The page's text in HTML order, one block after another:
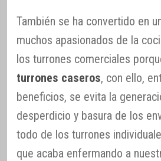
También se ha convertido en
muchos apasionados de la
los turrones comerciales
turrones caseros, con ello,
beneficios, se evita la
desperdicio y basura de los
todo de los turrones
que acaba enfermando a